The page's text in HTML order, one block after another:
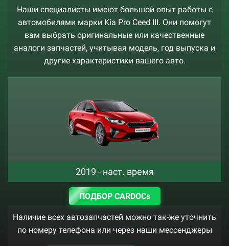
Наши специалисты имеют большой опыт работы с
автомобилями марки Kia Pro Ceed III. Они помогут
вам выбрать оригинальные или качественные
аналоги запчастей, учитывая модель, год выпуска и
другие характеристики вашего авто.
2019 - наст. время
ПОДБОР CARDOCs
Наличие всех автозапчастей можно так-же уточнить
по номеру телефона или через наши мессенджеры